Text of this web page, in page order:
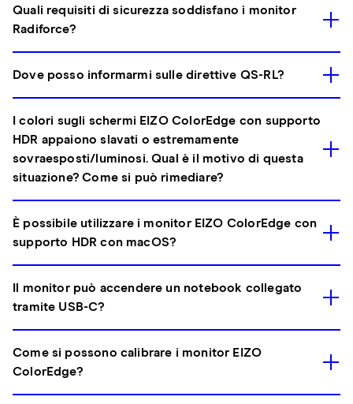
Quali requisiti di sicurezza soddisfano i monitor
Radiforce?
Dove posso informarmi sulle direttive QS-RL?
I colori sugli schermi EIZO ColorEdge con supporto
HDR appaiono slavati o estremamente
sovraesposti/luminosi. Qual è il motivo di questa
situazione? Come si può rimediare?
È possibile utilizzare i monitor EIZO ColorEdge con
supporto HDR con macOS?
Il monitor può accendere un notebook collegato
tramite USB-C?
Come si possono calibrare i monitor EIZO
ColorEdge?